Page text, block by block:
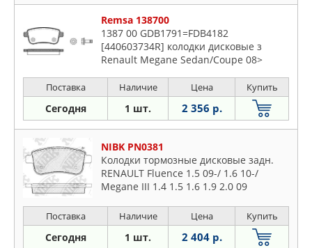
Remsa 138700
1387 00 GDB1791=FDB4182
[440603734R] колодки дисковые з
Renault Megane Sedan/Coupe 08>
Поставка Наличие Цена Купить
Сегодня 1 шт. 2 356 р.
NIBK PN0381
Колодки тормозные дисковые задн.
RENAULT Fluence 1.5 09-/ 1.6 10-/
Megane III 1.4 1.5 1.6 1.9 2.0 09
Поставка Наличие Цена Купить
Сегодня 1 шт. 2 404 р.